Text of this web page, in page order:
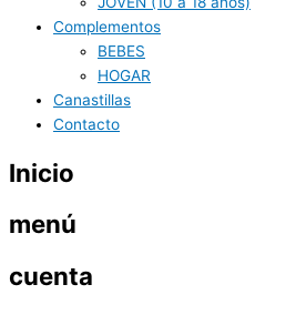
Complementos
BEBES
HOGAR
Canastillas
Contacto
Inicio
menú
cuenta